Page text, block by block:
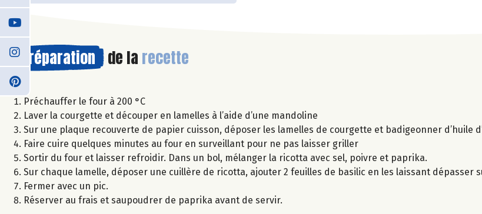
Préparation de la recette
Préchauffer le four à 200 °C
Laver la courgette et découper en lamelles à l’aide d’une mandoline
Sur une plaque recouverte de papier cuisson, déposer les lamelles de courgette et badigeonner d’huile
Faire cuire quelques minutes au four en surveillant pour ne pas laisser griller
Sortir du four et laisser refroidir. Dans un bol, mélanger la ricotta avec sel, poivre et paprika.
Sur chaque lamelle, déposer une cuillère de ricotta, ajouter 2 feuilles de basilic en les laissant dépasser
Fermer avec un pic.
Réserver au frais et saupoudrer de paprika avant de servir.